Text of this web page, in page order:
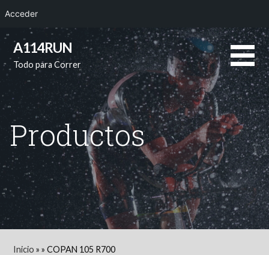
Saltar
contenido
A114RUN
Todo para Correr
Productos
Inicio »»COPAN 105 R700
Acceder